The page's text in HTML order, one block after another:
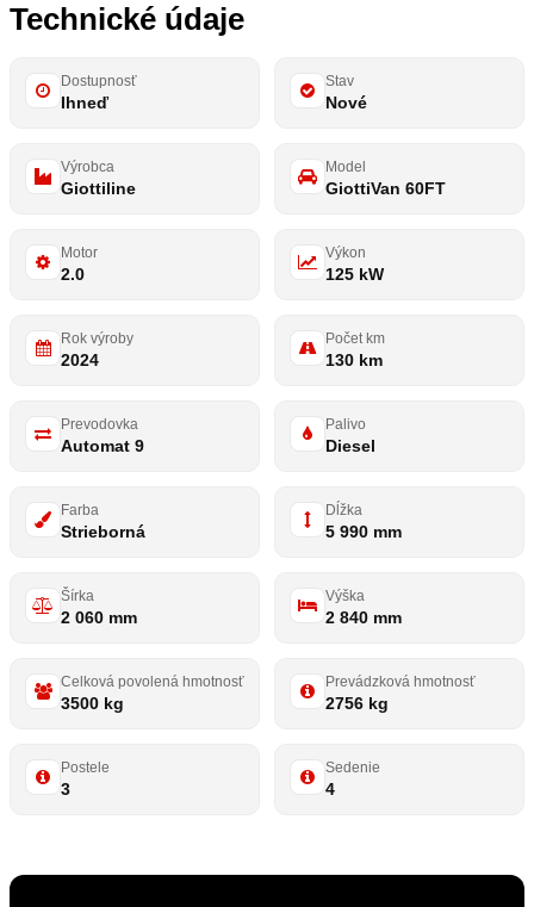
Technické údaje
Dostupnosť
Ihneď
Stav
Nové
Výrobca
Giottiline
Model
GiottiVan 60FT
Motor
2.0
Výkon
125 kW
Rok výroby
2024
Počet km
130 km
Prevodovka
Automat 9
Palivo
Diesel
Farba
Strieborná
Dĺžka
5 990 mm
Šírka
2 060 mm
Výška
2 840 mm
Celková povolená hmotnosť
3500 kg
Prevádzková hmotnosť
2756 kg
Postele
3
Sedenie
4